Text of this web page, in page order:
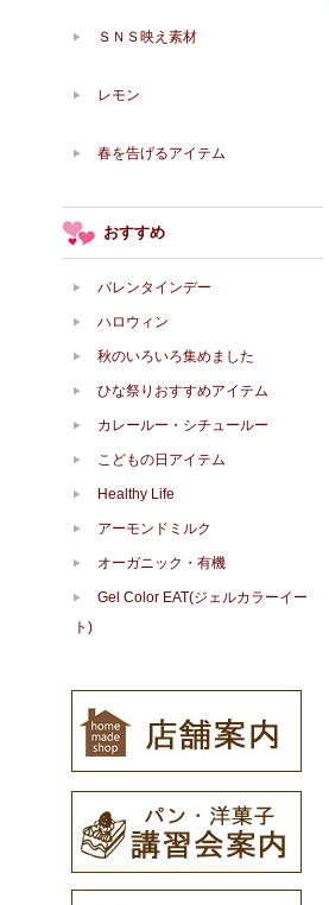
ＳＮＳ映え素材
レモン
春を告げるアイテム
おすすめ
バレンタインデー
ハロウィン
秋のいろいろ集めました
ひな祭りおすすめアイテム
カレールー・シチュールー
こどもの日アイテム
Healthy Life
アーモンドミルク
オーガニック・有機
Gel Color EAT(ジェルカラーイー
ト)